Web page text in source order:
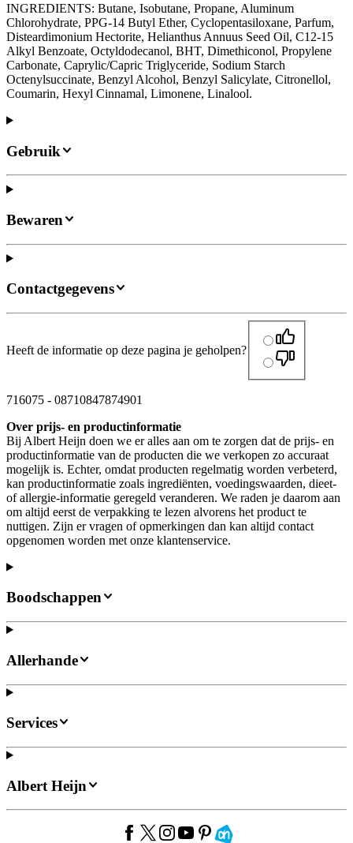
INGREDIENTS: Butane, Isobutane, Propane, Aluminum
Chlorohydrate, PPG-14 Butyl Ether, Cyclopentasiloxane, Parfum,
Disteardimonium Hectorite, Helianthus Annuus Seed Oil, C12-15
Alkyl Benzoate, Octyldodecanol, BHT, Dimethiconol, Propylene
Carbonate, Caprylic/Capric Triglyceride, Sodium Starch
Octenylsuccinate, Benzyl Alcohol, Benzyl Salicylate, Citronellol,
Coumarin, Hexyl Cinnamal, Limonene, Linalool.
Gebruik
Bewaren
Contactgegevens
Heeft de informatie op deze pagina je geholpen?
716075 - 08710847874901
Over prijs- en productinformatie
Bij Albert Heijn doen we er alles aan om te zorgen dat de prijs- en
productinformatie van de producten die we verkopen zo accuraat
mogelijk is. Echter, omdat producten regelmatig worden verbeterd,
kan productinformatie zoals ingrediënten, voedingswaarden, dieet-
of allergie-informatie geregeld veranderen. We raden je daarom aan
om altijd eerst de verpakking te lezen alvorens het product te
nuttigen. Zijn er vragen of opmerkingen dan kan altijd contact
opgenomen worden met onze klantenservice.
Boodschappen
Allerhande
Services
Albert Heijn